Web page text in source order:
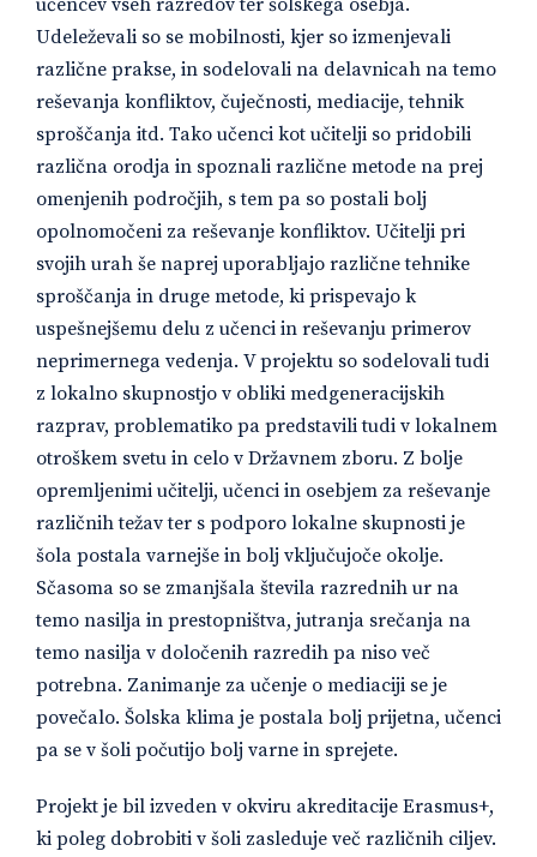
Udeleževali so se mobilnosti, kjer so izmenjevali
različne prakse, in sodelovali na delavnicah na temo
reševanja konfliktov, čuječnosti, mediacije, tehnik
sproščanja itd. Tako učenci kot učitelji so pridobili
različna orodja in spoznali različne metode na prej
omenjenih področjih, s tem pa so postali bolj
opolnomočeni za reševanje konfliktov. Učitelji pri
svojih urah še naprej uporabljajo različne tehnike
sproščanja in druge metode, ki prispevajo k
uspešnejšemu delu z učenci in reševanju primerov
neprimernega vedenja. V projektu so sodelovali tudi
z lokalno skupnostjo v obliki medgeneracijskih
razprav, problematiko pa predstavili tudi v lokalnem
otroškem svetu in celo v Državnem zboru. Z bolje
opremljenimi učitelji, učenci in osebjem za reševanje
različnih težav ter s podporo lokalne skupnosti je
šola postala varnejše in bolj vključujoče okolje.
Sčasoma so se zmanjšala števila razrednih ur na
temo nasilja in prestopništva, jutranja srečanja na
temo nasilja v določenih razredih pa niso več
potrebna. Zanimanje za učenje o mediaciji se je
povečalo. Šolska klima je postala bolj prijetna, učenci
pa se v šoli počutijo bolj varne in sprejete.
Projekt je bil izveden v okviru akreditacije Erasmus+,
ki poleg dobrobiti v šoli zasleduje več različnih ciljev.